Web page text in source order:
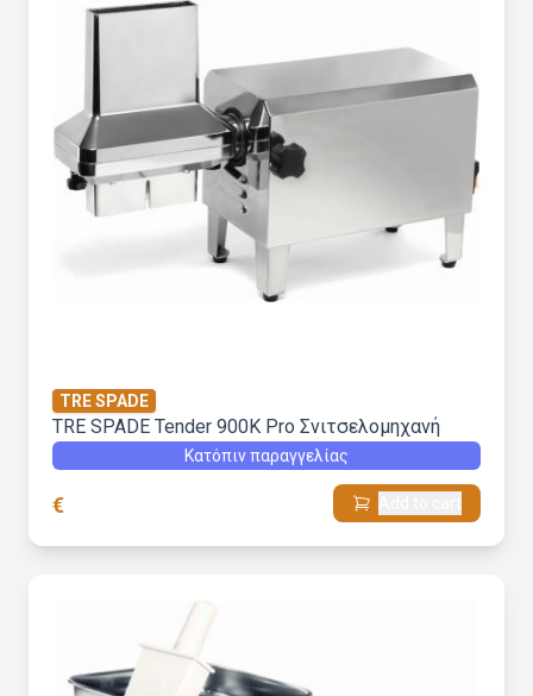
TRE SPADE
TRE SPADE Tender 900K Pro Σνιτσελομηχανή
Κατόπιν παραγγελίας
€